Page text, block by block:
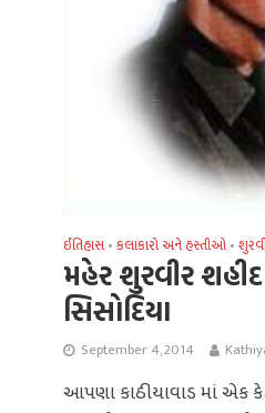
ઈતિહાસ • કલાકારો અને હસ્તીઓ •
મહેર શુરવીર
સિસોદિયા
September 4, 2014
આપણા કાઠીયાવાડ માં એક